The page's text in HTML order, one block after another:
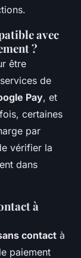
avec
?
être
de
Pay, et
certaines
par
vérifier la
dans
à
contact à
paiement